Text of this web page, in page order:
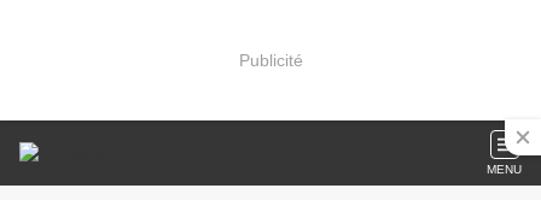
Publicité
MENU